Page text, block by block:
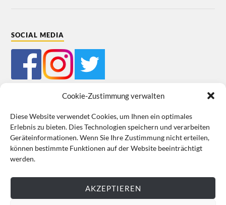
Cookie-Zustimmung verwalten
Diese Website verwendet Cookies, um Ihnen ein optimales
Erlebnis zu bieten. Dies Technologien speichern und verarbeiten
Geräteinformationen. Wenn Sie Ihre Zustimmung nicht erteilen,
können bestimmte Funktionen auf der Website beeinträchtigt
werden.
AKZEPTIEREN
SOCIAL MEDIA
Mein Bestellkonto Kundeninformationen Datenschutz
Cookie-Richtlinie (EU) Impressum
VERTRAG WIDERRUFEN